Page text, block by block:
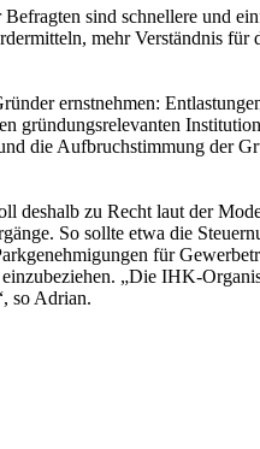
sind schnellere und
mehr Verständnis für
ernstnehmen:
gründungsrelevanten
die Aufbruchstimmung der
deshalb zu Recht laut der
So sollte etwa die
für
„Die IHK-
so Adrian.